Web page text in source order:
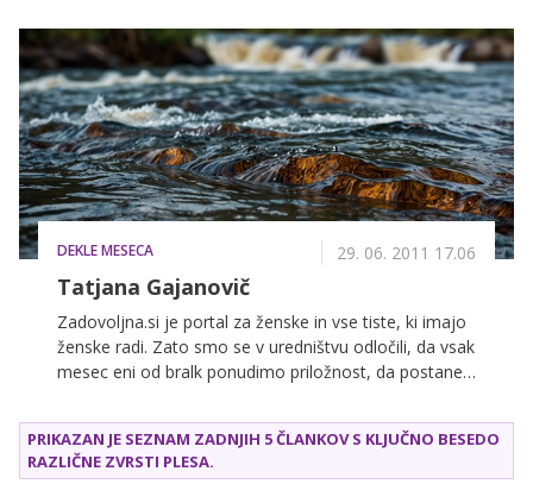
vadb, med katerimi so vedno bolj priljubljene vadbe, ki
vključujejo plesne elemente.
DEKLE MESECA 29. 06. 2011 17.06
Tatjana Gajanovič
Zadovoljna.si je portal za ženske in vse tiste, ki imajo
ženske radi. Zato smo se v uredništvu odločili, da vsak
mesec eni od bralk ponudimo priložnost, da postane
na naš portal. Vsako dekle, ki se bo prijavilo, bomo na
kratko predstavili, o zmagovalki pa bodo odločili
bralke in bralci.
PRIKAZAN JE SEZNAM ZADNJIH 5 ČLANKOV S KLJUČNO BESEDO
RAZLIČNE ZVRSTI PLESA.